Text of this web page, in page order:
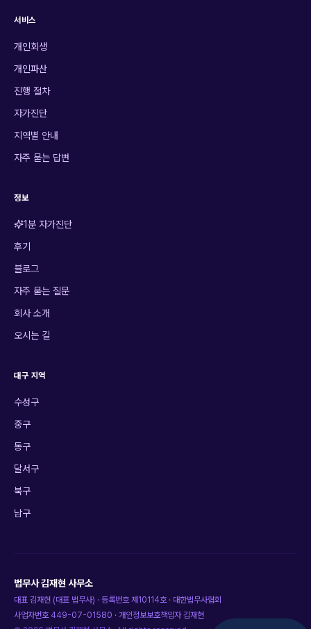
서비스
개인회생
개인파산
진행 절차
자가진단
지역별 안내
자주 묻는 답변
정보
1분 자가진단
후기
블로그
자주 묻는 질문
회사 소개
오시는 길
대구 지역
수성구
중구
동구
달서구
북구
남구
법무사 김재현 사무소
대표 김재현 (대표 법무사) · 등록번호제10114호· 대한법무사협회
사업자번호 449-07-01580 · 개인정보보호책임자김재현